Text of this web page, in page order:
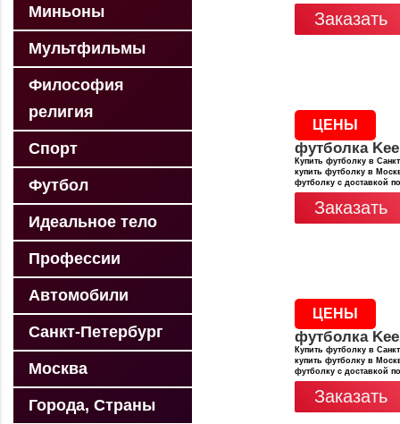
Миньоны
Мультфильмы
Философия
религия
Спорт
Футбол
Идеальное тело
Профессии
Автомобили
Санкт-Петербург
Москва
Города, Страны
Заказать
ЦЕНЫ
футболка
Купить футболку в
купить футболку в
футболку с доставкой
Заказать
ЦЕНЫ
футболка
Купить футболку в
купить футболку в
футболку с доставкой
Заказать